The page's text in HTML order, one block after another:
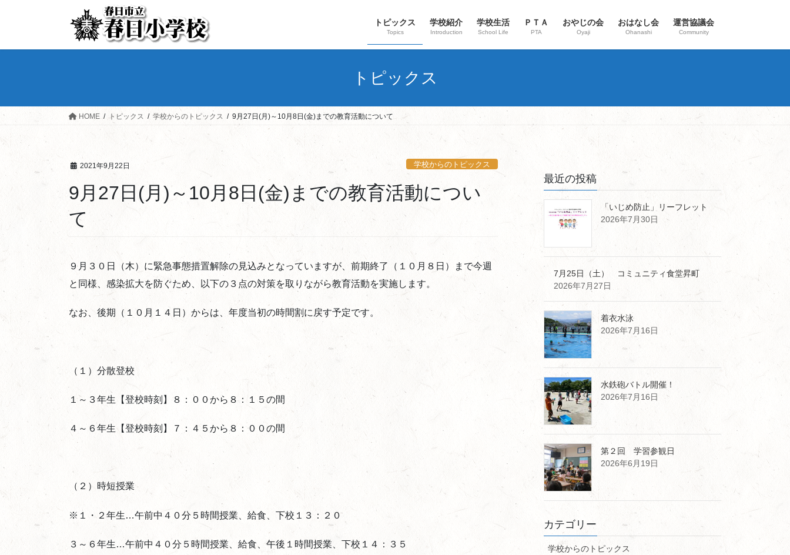
トピックス
Topics
学校紹介
Introduction
学校生活
School Life
ＰＴＡ
PTA
おやじの会
Oyaji
おはなし会
Ohanashi
運営協議会
Community
トピックス
HOME トピックス 学校からのトピックス 9月27日(月)～10月8日(金)までの教育活動について
2021年9月22日 学校からのトピックス
9月27日(月)～10月8日(金)までの教育活動につい
て
９月３０日（木）に緊急事態措置解除の見込みとなっていますが、前期終了（１０月８日）まで今週
と同様、感染拡大を防ぐため、以下の３点の対策を取りながら教育活動を実施します。
なお、後期（１０月１４日）からは、年度当初の時間割に戻す予定です。
（１）分散登校
１～３年生【登校時刻】８：００から８：１５の間
４～６年生【登校時刻】７：４５から８：００の間
（２）時短授業
※１・２年生…午前中４０分５時間授業、給食、下校１３：２０
３～６年生…午前中４０分５時間授業、給食、午後１時間授業、下校１４：３５
最近の投稿
「いじめ防止」リーフレット
2026年7月30日
7月25日（土） コミュニティ食堂昇町
2026年7月27日
着衣水泳
2026年7月16日
水鉄砲バトル開催！
2026年7月16日
第２回 学習参観日
2026年6月19日
カテゴリー
学校からのトピックス